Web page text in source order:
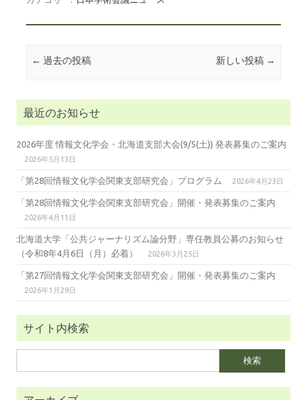
投稿ナビゲーション
← 過去の投稿 新しい投稿 →
最近のお知らせ
2026年度 情報文化学会・北海道支部大会(9/5(土)) 発表募集のご案内
2026年5月13日
「第28回情報文化学会関東支部研究会」プログラム 2026年4月23日
「第28回情報文化学会関東支部研究会」開催・発表募集のご案内
2026年4月11日
北海道大学「公共ジャーナリズム論分野」専任教員公募のお知らせ
（令和8年4月6日（月）必着）
2026年3月25日
「第27回情報文化学会関東支部研究会」開催・発表募集のご案内
2026年1月29日
サイト内検索
索: